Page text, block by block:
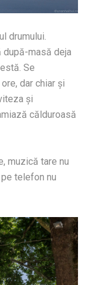
drumului.
după-masă deja
Se
dar chiar şi
şi
călduroasă
muzică tare nu
telefon nu